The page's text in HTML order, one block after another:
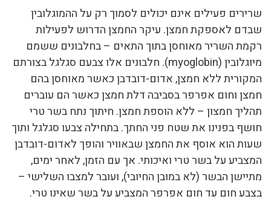
שרירים פעילים אינם יכולים לסמוך רק על ההמוגלובין
שבדם לאספקת חמצן. עיקר החמצן הדרוש לפעילות
רקמת השריר מאוחסן בתוך התאים – בחלבונים ששמם
מיוגלובין (myoglobin). חלבונים אלו צבעם סגלגל בצורתם
המקורית ללא חמצן, אדום-דובדבן כאשר מאוחסן בהם
חמצן וחום אפרפר בסביבה דלת חמצן כאשר הם עוברים
תהליך חמצון – ללא הוספת חמצן. חיתוך נתח בשר טרי
חושף בפנינו את שטח פני החתך. בתחילה צבעו סגלגל ותוך
שעות הוא אוסף את החמצן שבאוויר והופך לאדום-דובדבן
המצביע על בשר טרי ואיכותי. אך עם הזמן, לאחר ימים,
מתיישן הבשר (לא במובן החיובי), ועובר למצבו השלישי –
בצבע חום עד חום אפרפר המצביע על בשר שאינו טרי.